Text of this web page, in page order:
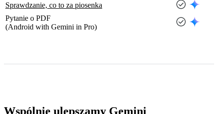
Sprawdzanie, co to za piosenka
Pytanie o PDF
(Android with Gemini in Pro)
Wspólnie ulepszamy Gemini